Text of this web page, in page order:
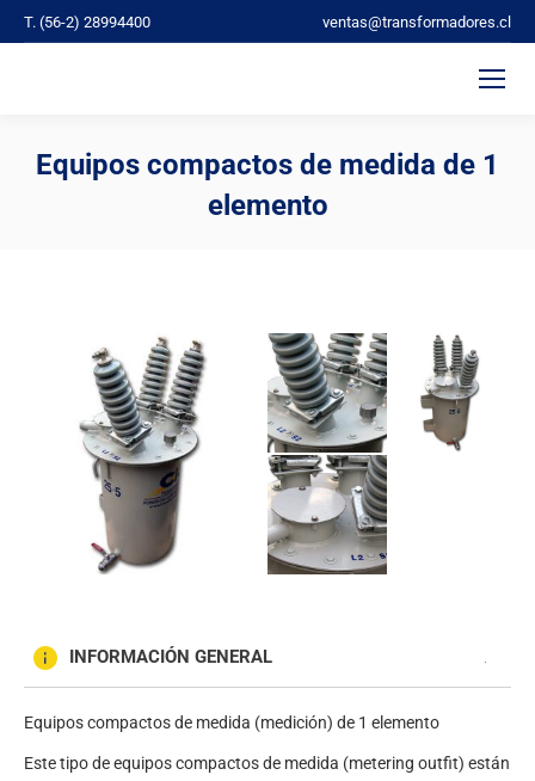
T. (56-2) 28994400 ventas@transformadores.cl
Equipos compactos de medida de 1
elemento
INFORMACIÓN GENERAL
Equipos compactos de medida (medición) de 1 elemento
Este tipo de equipos compactos de medida (metering outfit) están